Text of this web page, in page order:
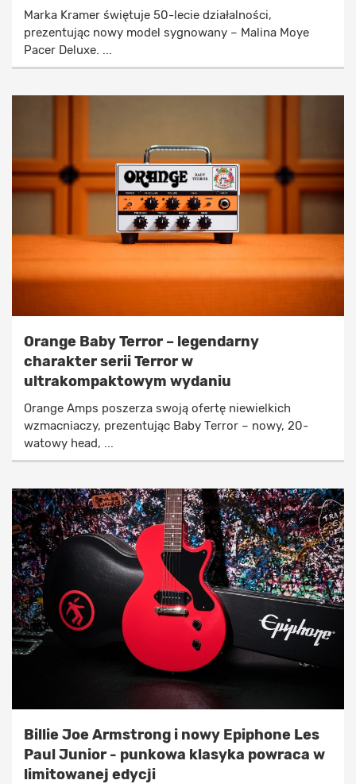
Marka Kramer świętuje 50-lecie działalności,
prezentując nowy model sygnowany – Malina Moye
Pacer Deluxe. ...
Orange Baby Terror – legendarny
charakter serii Terror w
ultrakompaktowym wydaniu
Orange Amps poszerza swoją ofertę niewielkich
wzmacniaczy, prezentując Baby Terror – nowy, 20-
watowy head, ...
Billie Joe Armstrong i nowy Epiphone Les
Paul Junior - punkowa klasyka powraca w
limitowanej edycji